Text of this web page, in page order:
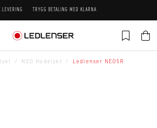
LEVERING TRYGG BETALING MED KLARNA
NEO Hodelykt Ledlenser NEO5R